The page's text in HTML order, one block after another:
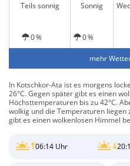
Teils sonnig
Sonnig
0 % 0 %
mehr
In Kotschkor-Ata ist es morgens
26°C. Gegen später gibt es einen
Höchsttemperaturen bis zu 42°C.
wolkig und die Temperaturen liegen
gibt es einen wolkenlosen Himmel
06:14 Uhr